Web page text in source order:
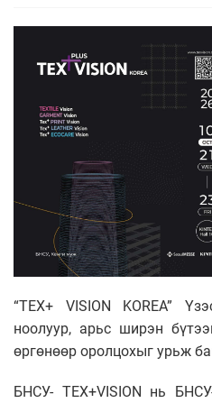
“TEX+ VISION KOREA”
ноолуур, арьс ширэн
өргөнөөр оролцохыг урьж
БНСУ- TEX+VISION нь